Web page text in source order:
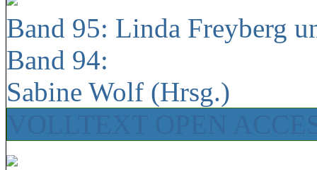
Band 95: Linda Freyberg
Band 94:
Sabine Wolf (Hrsg.)